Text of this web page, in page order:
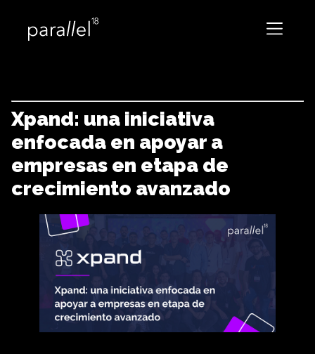
Xpand: una iniciativa
enfocada en apoyar a
empresas en etapa de
crecimiento avanzado